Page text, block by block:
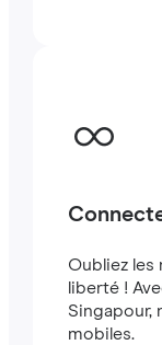
Oubliez
liberté !
Singapour,
mobiles.